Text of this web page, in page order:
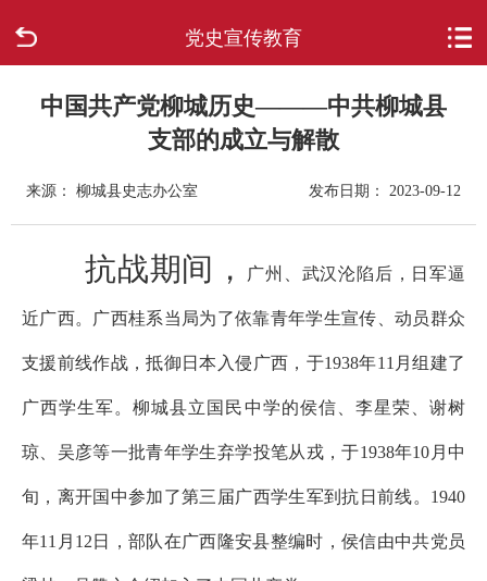
党史宣传教育
走进柳城
政府信息公开
数据专题
中国共产党柳城历史———中共柳城县
支部的成立与解散
来源： 柳城县史志办公室 发布日期： 2023-09-12
抗战期间， 广州、武汉沦陷后，日军逼
近广西。广西桂系当局为了依靠青年学生宣传、动员群众
支援前线作战，抵御日本入侵广西，于1938年11月组建了
广西学生军。柳城县立国民中学的侯信、李星荣、谢树
琼、吴彦等一批青年学生弃学投笔从戎，于1938年10月中
旬，离开国中参加了第三届广西学生军到抗日前线。1940
年11月12日，部队在广西隆安县整编时，侯信由中共党员